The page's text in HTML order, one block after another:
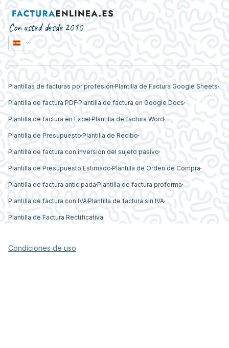
Con usted desde 2010
Plantillas de facturas por profesión Plantilla de Factura Google Sheets
Plantilla de factura PDF Plantilla de factura en Google Docs
Plantilla de factura en Excel Plantilla de factura Word
Plantilla de Presupuesto Plantilla de Recibo
Plantilla de factura con inversión del sujeto pasivo
Plantilla de Presupuesto Estimado Plantilla de Orden de Compra
Plantilla de factura anticipada Plantilla de factura proforma
Plantilla de factura con IVAPlantilla de factura sin IVA
Plantilla de Factura Rectificativa
Condiciones de uso